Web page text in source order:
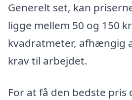
Generelt set, kan
ligge mellem 50 og 150
kvadratmeter, afhængig
krav til arbejdet.
For at få den bedste pris